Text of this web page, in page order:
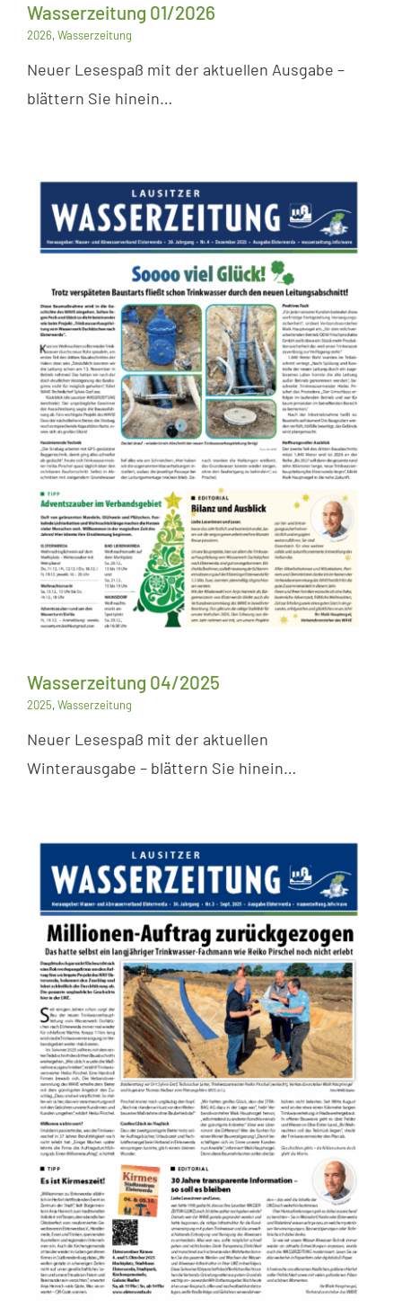
Wasserzeitung 01/2026
2026,Wasserzeitung
Neuer Lesespaß mit der aktuellen Ausgabe –
blättern Sie hinein…
Wasserzeitung 04/2025
2025,Wasserzeitung
Neuer Lesespaß mit der aktuellen
Winterausgabe – blättern Sie hinein…